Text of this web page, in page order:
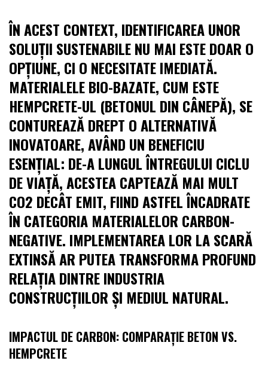
ÎN ACEST CONTEXT, IDENTIFICAREA UNOR
SOLUȚII SUSTENABILE NU MAI ESTE DOAR O
OPȚIUNE, CI O NECESITATE IMEDIATĂ.
MATERIALELE BIO-BAZATE, CUM ESTE
HEMPCRETE-UL (BETONUL DIN CÂNEPĂ), SE
CONTUREAZĂ DREPT O ALTERNATIVĂ
INOVATOARE, AVÂND UN BENEFICIU
ESENȚIAL: DE-A LUNGUL ÎNTREGULUI CICLU
DE VIAȚĂ, ACESTEA CAPTEAZĂ MAI MULT
CO2 DECÂT EMIT, FIIND ASTFEL ÎNCADRATE
ÎN CATEGORIA MATERIALELOR CARBON-
NEGATIVE. IMPLEMENTAREA LOR LA SCARĂ
EXTINSĂ AR PUTEA TRANSFORMA PROFUND
RELAȚIA DINTRE INDUSTRIA
CONSTRUCȚIILOR ȘI MEDIUL NATURAL.
IMPACTUL DE CARBON: COMPARAȚIE BETON VS.
HEMPCRETE